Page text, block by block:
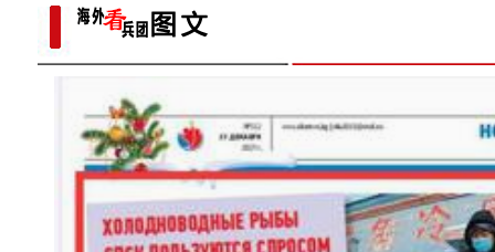
世纪变